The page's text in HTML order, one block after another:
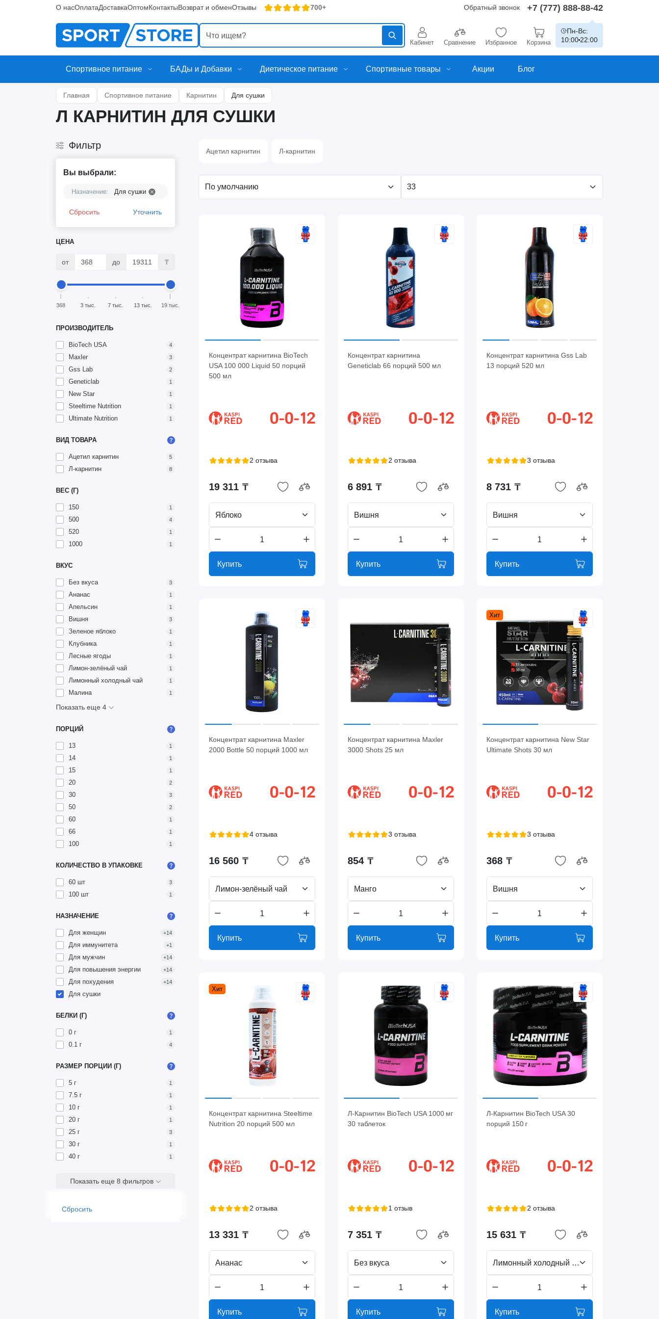
О насОплатаДоставкаОптомКонтактыВозврат и обменОтзывы 700+ Обратный звонок +7 (777) 888-88-42
Кабинет Сравнение Избранное Корзина
Пн-Вс:
10:00 22:00
Спортивное питание БАДы и Добавки Диетическое питание Спортивные товары Акции Блог
Главная Спортивное питание Карнитин Для сушки
Л КАРНИТИН ДЛЯ СУШКИ
Фильтр
Вы выбрали:
Назначение: Для сушки
Сбросить Уточнить
ЦЕНА
от до ₸
368 3 тыс. 7 тыс. 13 тыс. 19 тыс.
ПРОИЗВОДИТЕЛЬ
BioTech USA 4
Maxler 3
Gss Lab 2
Geneticlab 1
New Star 1
Steeltime Nutrition 1
Ultimate Nutrition 1
ВИД ТОВАРА
Ацетил карнитин 5
Л-карнитин 8
ВЕС (Г)
150 1
500 4
520 1
1000 1
ВКУС
Без вкуса 3
Ананас 1
Апельсин 1
Вишня 3
Зеленое яблоко 1
Клубника 1
Лесные ягоды 1
Лимон-зелёный чай 1
Лимонный холодный чай 1
Малина 1
Показать еще 4
ПОРЦИЙ
13 1
14 1
15 1
20 2
30 3
50 2
60 1
66 1
100 1
КОЛИЧЕСТВО В УПАКОВКЕ
60 шт 3
100 шт 1
НАЗНАЧЕНИЕ
Для женщин +14
Для иммунитета +1
Для мужчин +14
Для повышения энергии +14
Для похудения +14
Для сушки
БЕЛКИ (Г)
0 г 1
0.1 г 4
РАЗМЕР ПОРЦИИ (Г)
5 г 1
7.5 г 1
10 г 1
20 г 1
25 г 3
30 г 1
40 г 1
Показать еще 8 фильтров
Сбросить
Ацетил карнитин Л-карнитин
Концентрат карнитина BioTech
USA 100 000 Liquid 50 порций
500 мл
2 отзыва
19 311 ₸
Яблоко
Купить
Концентрат карнитина
Geneticlab 66 порций 500 мл
2 отзыва
6 891 ₸
Вишня
Купить
Концентрат карнитина Gss Lab
13 порций 520 мл
3 отзыва
8 731 ₸
Вишня
Купить
Концентрат карнитина Maxler
2000 Bottle 50 порций 1000 мл
4 отзыва
16 560 ₸
Лимон-зелёный чай
Купить
Концентрат карнитина Maxler
3000 Shots 25 мл
3 отзыва
854 ₸
Манго
Купить
Хит
Концентрат карнитина New Star
Ultimate Shots 30 мл
3 отзыва
368 ₸
Вишня
Купить
Хит
Концентрат карнитина Steeltime
Nutrition 20 порций 500 мл
2 отзыва
13 331 ₸
Ананас
Купить
Л-Карнитин BioTech USA 1000 мг
30 таблеток
1 отзыв
7 351 ₸
Без вкуса
Купить
Л-Карнитин BioTech USA 30
порций 150 г
2 отзыва
15 631 ₸
Лимонный холодный чай
Купить